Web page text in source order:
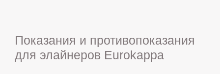
Показания и противопоказания
для элайнеров Eurokappa